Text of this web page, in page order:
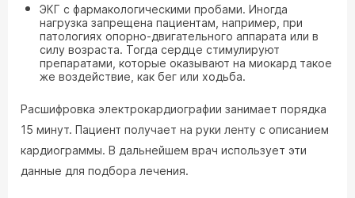
ЭКГ с фармакологическими пробами. Иногда
нагрузка запрещена пациентам, например, при
патологиях опорно-двигательного аппарата или в
силу возраста. Тогда сердце стимулируют
препаратами, которые оказывают на миокард такое
же воздействие, как бег или ходьба.
Расшифровка электрокардиографии занимает порядка
15 минут. Пациент получает на руки ленту с описанием
кардиограммы. В дальнейшем врач использует эти
данные для подбора лечения.